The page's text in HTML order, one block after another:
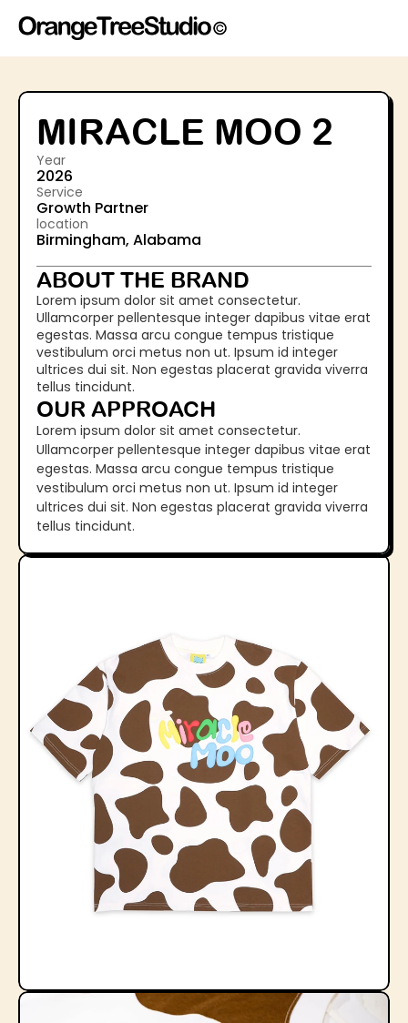
MIRACLE MOO 2
Year
2026
Service
Growth Partner
location
Birmingham, Alabama
ABOUT THE BRAND
Lorem ipsum dolor sit amet consectetur.
Ullamcorper pellentesque integer dapibus vitae erat
egestas. Massa arcu congue tempus tristique
vestibulum orci metus non ut. Ipsum id integer
ultrices dui sit. Non egestas placerat gravida viverra
tellus tincidunt.
OUR APPROACH
Lorem ipsum dolor sit amet consectetur.
Ullamcorper pellentesque integer dapibus vitae erat
egestas. Massa arcu congue tempus tristique
vestibulum orci metus non ut. Ipsum id integer
ultrices dui sit. Non egestas placerat gravida viverra
tellus tincidunt.